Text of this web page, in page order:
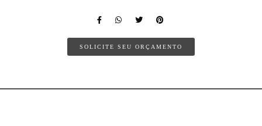
SOLICITE SEU ORÇAMENTO